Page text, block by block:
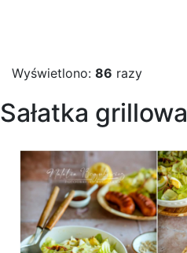
Wyświetlono: 86 razy
Sałatka grillowa